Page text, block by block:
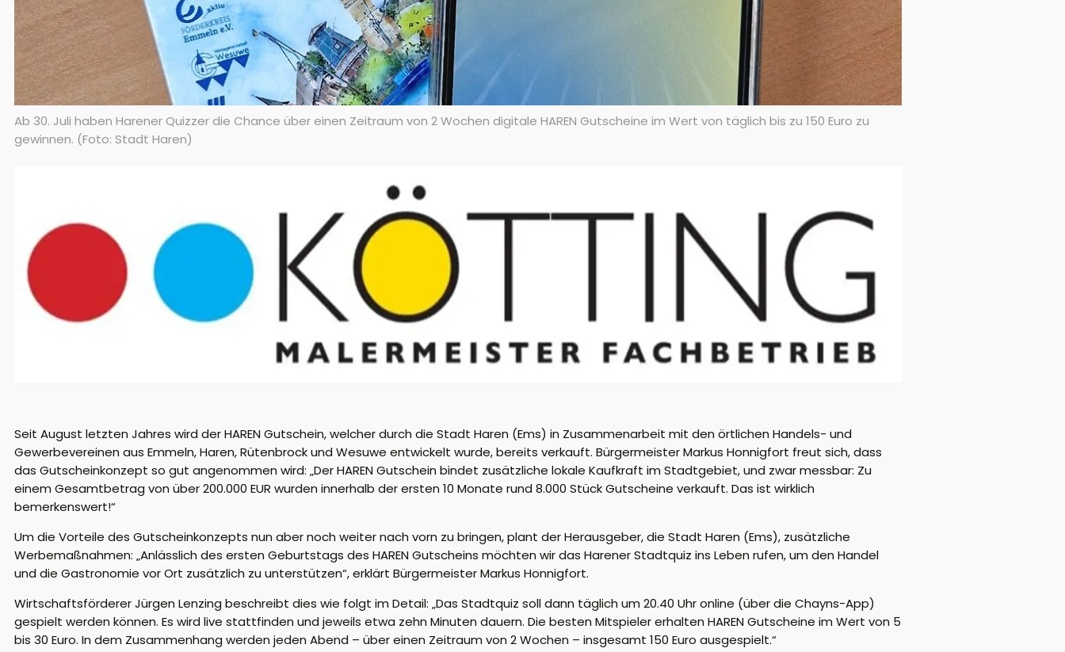
Ab 30. Juli haben Harener Quizzer die Chance über einen Zeitraum von 2 Wochen digitale HAREN Gutscheine im Wert von täglich bis zu 150 Euro zu
gewinnen. (Foto: Stadt Haren)
Seit August letzten Jahres wird der HAREN Gutschein, welcher durch die Stadt Haren (Ems) in Zusammenarbeit mit den örtlichen Handels- und
Gewerbevereinen aus Emmeln, Haren, Rütenbrock und Wesuwe entwickelt wurde, bereits verkauft. Bürgermeister Markus Honnigfort freut sich, dass
das Gutscheinkonzept so gut angenommen wird: „Der HAREN Gutschein bindet zusätzliche lokale Kaufkraft im Stadtgebiet, und zwar messbar: Zu
einem Gesamtbetrag von über 200.000 EUR wurden innerhalb der ersten 10 Monate rund 8.000 Stück Gutscheine verkauft. Das ist wirklich
bemerkenswert!“
Um die Vorteile des Gutscheinkonzepts nun aber noch weiter nach vorn zu bringen, plant der Herausgeber, die Stadt Haren (Ems), zusätzliche
Werbemaßnahmen: „Anlässlich des ersten Geburtstags des HAREN Gutscheins möchten wir das Harener Stadtquiz ins Leben rufen, um den Handel
und die Gastronomie vor Ort zusätzlich zu unterstützen“, erklärt Bürgermeister Markus Honnigfort.
Wirtschaftsförderer Jürgen Lenzing beschreibt dies wie folgt im Detail: „Das Stadtquiz soll dann täglich um 20.40 Uhr online (über die Chayns-App)
gespielt werden können. Es wird live stattfinden und jeweils etwa zehn Minuten dauern. Die besten Mitspieler erhalten HAREN Gutscheine im Wert von 5
bis 30 Euro. In dem Zusammenhang werden jeden Abend – über einen Zeitraum von 2 Wochen – insgesamt 150 Euro ausgespielt.“